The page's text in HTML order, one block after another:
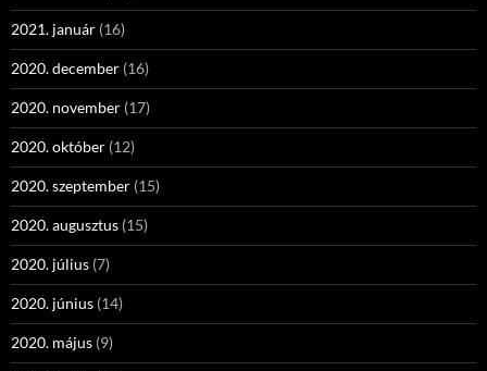
2021. január (16)
2020. december (16)
2020. november (17)
2020. október (12)
2020. szeptember (15)
2020. augusztus (15)
2020. július (7)
2020. június (14)
2020. május (9)